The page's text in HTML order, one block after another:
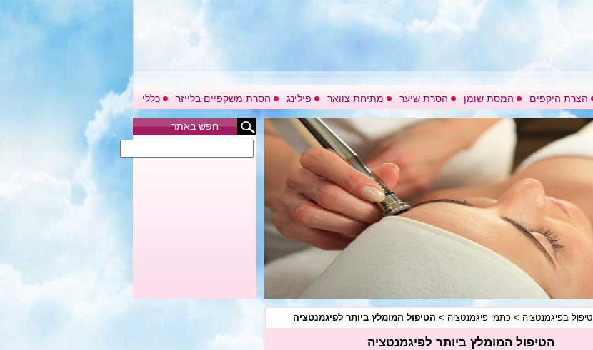
הצרת היקפים המסת שומן הסרת שיער מתיחת צוואר פילינג הסרת משקפיים בלייזר
כללי
חפש באתר
טיפול בפיגמנטציה > כתמי פיגמנטציה > הטיפול המומלץ ביותר לפיגמנטציה
הטיפול המומלץ ביותר לפיגמנטציה